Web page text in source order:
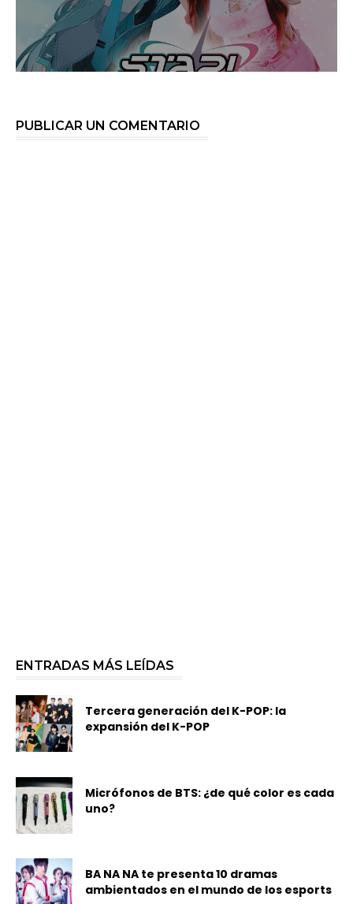
PUBLICAR UN COMENTARIO
ENTRADAS MÁS LEÍDAS
Tercera generación del K-POP: la
expansión del K-POP
Micrófonos de BTS: ¿de qué color es cada
uno?
BA NA NA te presenta 10 dramas
ambientados en el mundo de los esports